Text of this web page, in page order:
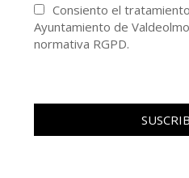
Consiento el
Ayuntamiento de
normativa RGPD.